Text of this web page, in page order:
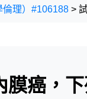
倫理）#106188 >
癌，